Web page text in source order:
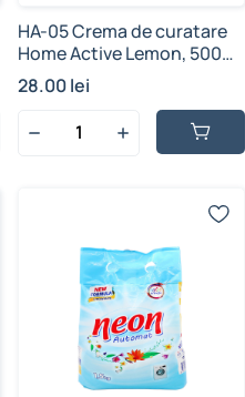
HA-05 Crema de curatare
Home Active Lemon, 500
ml (1/20 buc)
28.00 lei